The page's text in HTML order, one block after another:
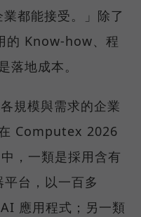
都能接受。」除了
的 Know-how、程
落地成本。
規模與需求的企業
Computex 2026
，一類是採用含有
台，以一百多
應用程式；另一類